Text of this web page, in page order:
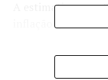
A estimativa para
inflação que deve
com intervalo de
para cima ou